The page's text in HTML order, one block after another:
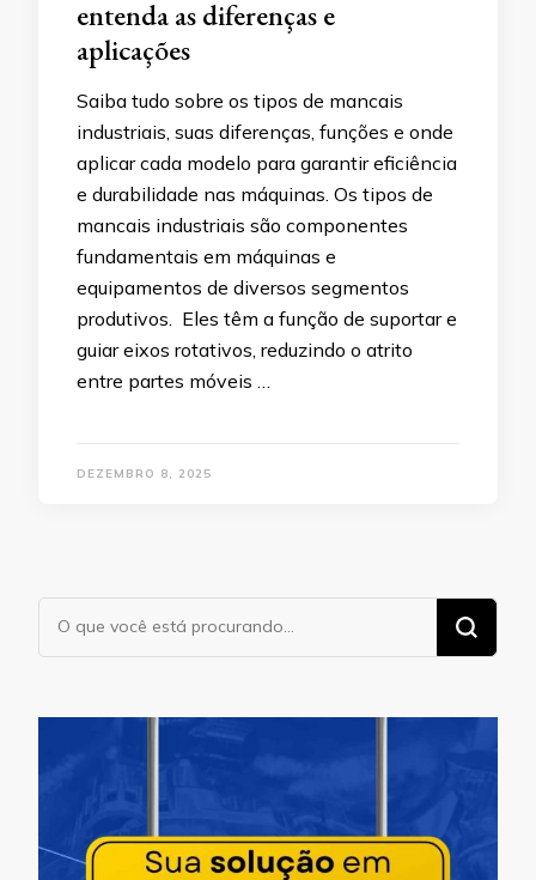
entenda as diferenças e
aplicações
Saiba tudo sobre os tipos de mancais
industriais, suas diferenças, funções e onde
aplicar cada modelo para garantir eficiência
e durabilidade nas máquinas. Os tipos de
mancais industriais são componentes
fundamentais em máquinas e
equipamentos de diversos segmentos
produtivos. Eles têm a função de suportar e
guiar eixos rotativos, reduzindo o atrito
entre partes móveis …
DEZEMBRO 8, 2025